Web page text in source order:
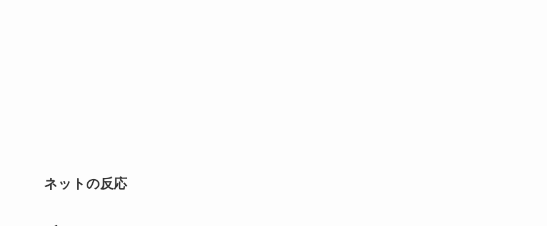
ネットの反応